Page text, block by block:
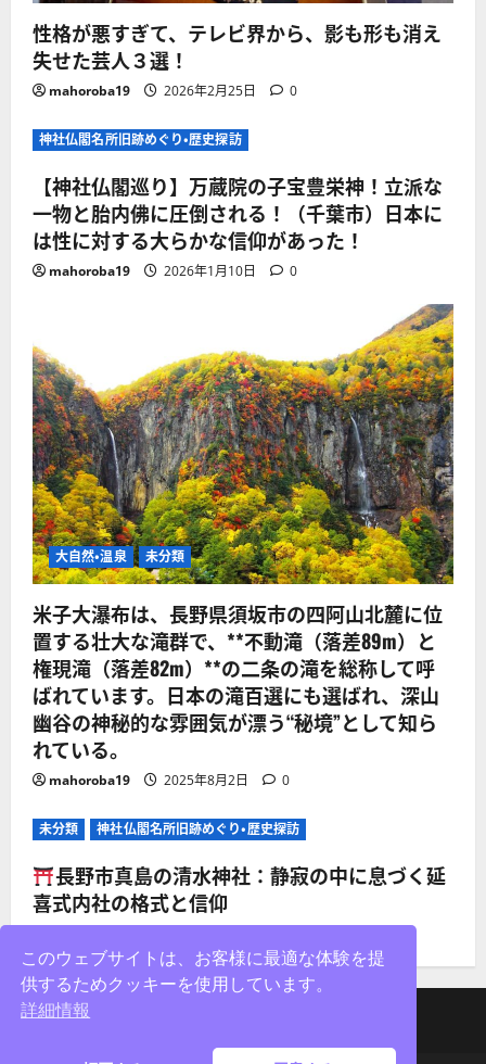
性格が悪すぎて、テレビ界から、影も形も消え
失せた芸人３選！
mahoroba19 2026年2月25日 0
神社仏閣名所旧跡めぐり・歴史探訪
【神社仏閣巡り】万蔵院の子宝豊栄神！立派な
一物と胎内佛に圧倒される！（千葉市）日本に
は性に対する大らかな信仰があった！
mahoroba19 2026年1月10日 0
大自然・温泉 未分類
米子大瀑布は、長野県須坂市の四阿山北麓に位
置する壮大な滝群で、**不動滝（落差89m）と
権現滝（落差82m）**の二条の滝を総称して呼
ばれています。日本の滝百選にも選ばれ、深山
幽谷の神秘的な雰囲気が漂う“秘境”として知ら
れている。
mahoroba19 2025年8月2日 0
未分類 神社仏閣名所旧跡めぐり・歴史探訪
長野市真島の清水神社：静寂の中に息づく延
喜式内社の格式と信仰
このウェブサイトは、お客様に最適な体験を提
供するためクッキーを使用しています。
詳細情報